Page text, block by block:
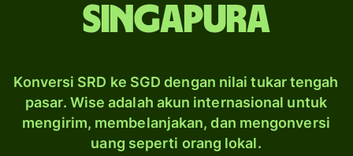
Singapura
Konversi SRD ke SGD dengan nilai tukar tengah
pasar. Wise adalah akun internasional untuk
mengirim, membelanjakan, dan mengonversi
uang seperti orang lokal.